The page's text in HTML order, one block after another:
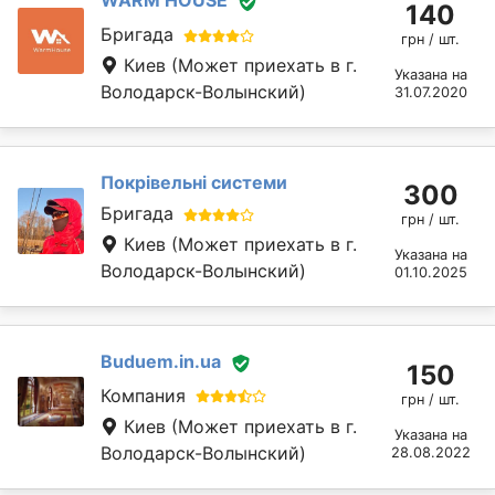
Бригада
Киев (Может приехать в г.
Володарск-Волынский)
140
грн / шт.
Указана на
31.07.2020
Покрівельні системи
Бригада
Киев (Может приехать в г.
Володарск-Волынский)
300
грн / шт.
Указана на
01.10.2025
Buduem.in.ua
Компания
Киев (Может приехать в г.
Володарск-Волынский)
150
грн / шт.
Указана на
28.08.2022